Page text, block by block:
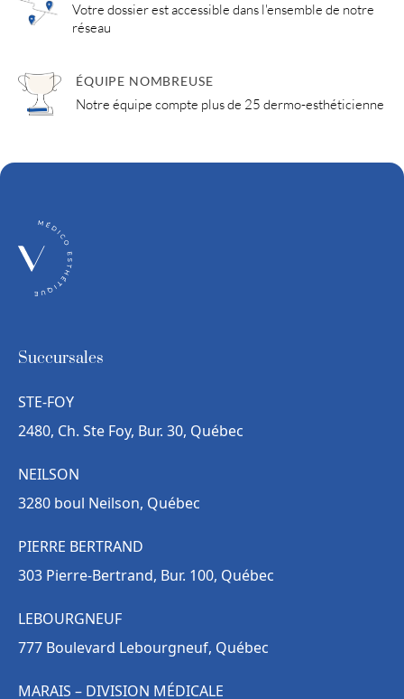
Votre dossier est accessible dans l'ensemble de notre
réseau
ÉQUIPE NOMBREUSE
Notre équipe compte plus de 25 dermo-esthéticienne
Succursales
STE-FOY
2480, Ch. Ste Foy, Bur. 30, Québec
NEILSON
3280 boul Neilson, Québec
PIERRE BERTRAND
303 Pierre-Bertrand, Bur. 100, Québec
LEBOURGNEUF
777 Boulevard Lebourgneuf, Québec
MARAIS – DIVISION MÉDICALE